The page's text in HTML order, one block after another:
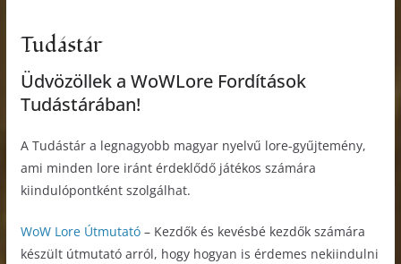
Tudástár
Üdvözöllek a WoWLore Fordítások
Tudástárában!
A Tudástár a legnagyobb magyar nyelvű lore-gyűjtemény,
ami minden lore iránt érdeklődő játékos számára
kiindulópontként szolgálhat.
WoW Lore Útmutató– Kezdők és kevésbé kezdők számára
készült útmutató arról, hogy hogyan is érdemes nekiindulni